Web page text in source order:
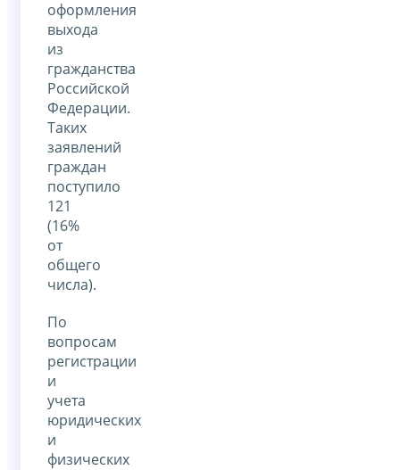
оформления
выхода
из
гражданства
Российской
Федерации.
Таких
заявлений
граждан
поступило
121
(16%
от
общего
числа).
По
вопросам
регистрации
и
учета
юридических
и
физических